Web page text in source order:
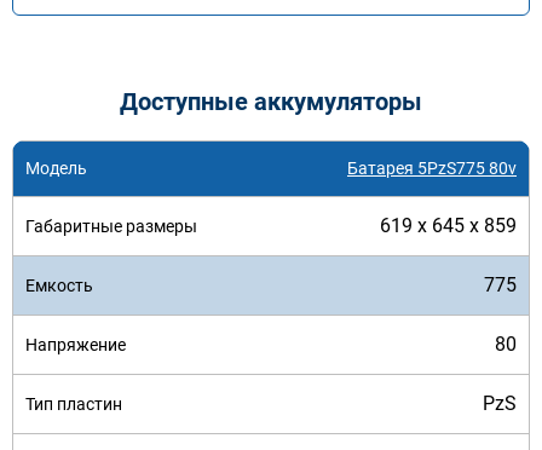
Доступные аккумуляторы
Батарея 5PzS775 80v
619 x 645 x 859
775
80
PzS